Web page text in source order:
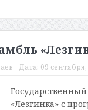
Дата: 09
«Лезгинка» с